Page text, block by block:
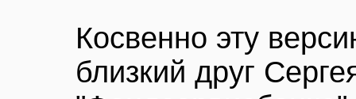
Косвенно эту
близкий друг